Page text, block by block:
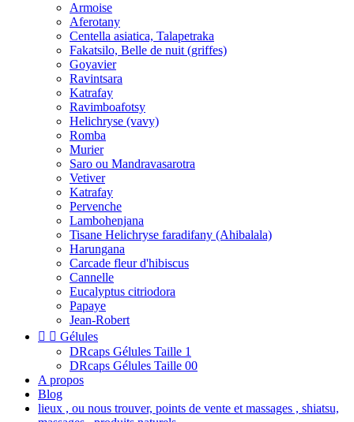
Armoise
Aferotany
Centella asiatica, Talapetraka
Fakatsilo, Belle de nuit (griffes)
Goyavier
Ravintsara
Katrafay
Ravimboafotsy
Helichryse (vavy)
Romba
Murier
Saro ou Mandravasarotra
Vetiver
Katrafay
Pervenche
Lambohenjana
Tisane Helichryse faradifany (Ahibalala)
Harungana
Carcade fleur d'hibiscus
Cannelle
Eucalyptus citriodora
Papaye
Jean-Robert
  Gélules
DRcaps Gélules Taille 1
DRcaps Gélules Taille 00
A propos
Blog
lieux , ou nous trouver, points de vente et massages , shiatsu,